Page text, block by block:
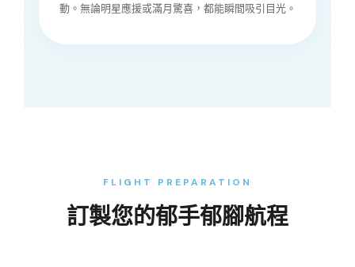
動。無論明星應援或滿月驚喜，都能瞬間吸引目光。
FLIGHT PREPARATION
訂製您的郁手郁腳航程